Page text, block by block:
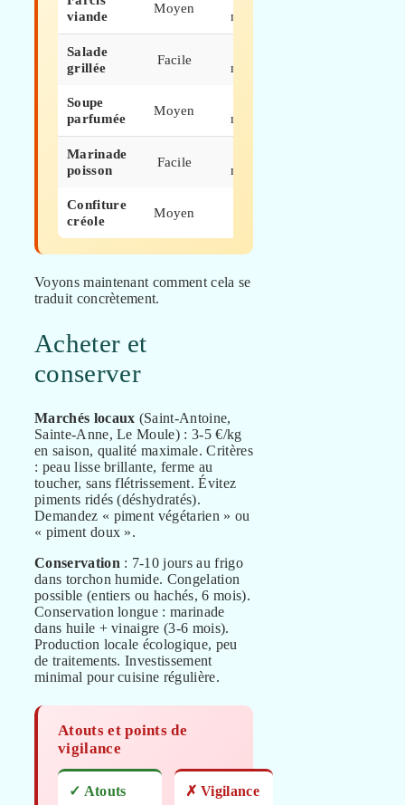
viande
Moyen
min
Salade
grillée
Facile
min
Soupe
parfumée
Moyen
min
Marinade
poisson
Facile
min
Confiture
créole
Moyen
Voyons maintenant comment cela se
traduit concrètement.
Acheter et
conserver
Marchés locaux (Saint-Antoine,
Sainte-Anne, Le Moule) : 3-5 €/kg
en saison, qualité maximale. Critères
: peau lisse brillante, ferme au
toucher, sans flétrissement. Évitez
piments ridés (déshydratés).
Demandez « piment végétarien » ou
« piment doux ».
Conservation : 7-10 jours au frigo
dans torchon humide. Congelation
possible (entiers ou hachés, 6 mois).
Conservation longue : marinade
dans huile + vinaigre (3-6 mois).
Production locale écologique, peu
de traitements. Investissement
minimal pour cuisine régulière.
Atouts et points de
vigilance
✓ Atouts
✗ Vigilance